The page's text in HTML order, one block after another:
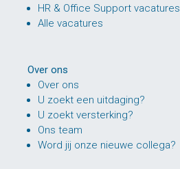
HR & Office Support vacatures
Alle vacatures
Over ons
Over ons
U zoekt een uitdaging?
U zoekt versterking?
Ons team
Word jij onze nieuwe collega?